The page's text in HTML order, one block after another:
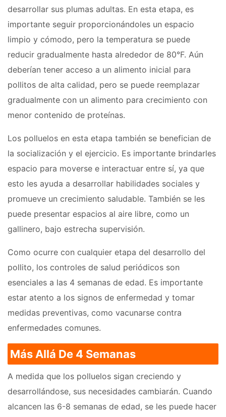
desarrollar sus plumas adultas. En esta etapa, es
importante seguir proporcionándoles un espacio
limpio y cómodo, pero la temperatura se puede
reducir gradualmente hasta alrededor de 80°F. Aún
deberían tener acceso a un alimento inicial para
pollitos de alta calidad, pero se puede reemplazar
gradualmente con un alimento para crecimiento con
menor contenido de proteínas.
Los polluelos en esta etapa también se benefician de
la socialización y el ejercicio. Es importante brindarles
espacio para moverse e interactuar entre sí, ya que
esto les ayuda a desarrollar habilidades sociales y
promueve un crecimiento saludable. También se les
puede presentar espacios al aire libre, como un
gallinero, bajo estrecha supervisión.
Como ocurre con cualquier etapa del desarrollo del
pollito, los controles de salud periódicos son
esenciales a las 4 semanas de edad. Es importante
estar atento a los signos de enfermedad y tomar
medidas preventivas, como vacunarse contra
enfermedades comunes.
Más Allá De 4 Semanas
A medida que los polluelos sigan creciendo y
desarrollándose, sus necesidades cambiarán. Cuando
alcancen las 6-8 semanas de edad, se les puede hacer